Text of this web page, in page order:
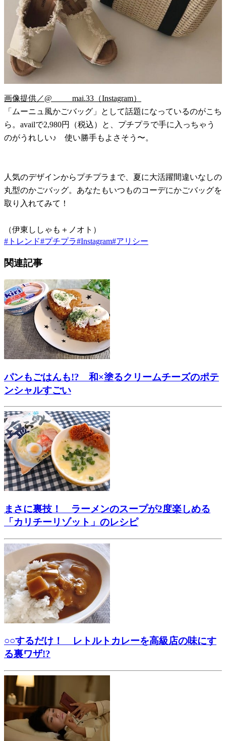
画像提供／@_____mai.33（Instagram）
「ムーニュ風かごバッグ」として話題になっているのがこち
ら。availで2,980円（税込）と、プチプラで手に入っちゃう
のがうれしい♪ 使い勝手もよさそう〜。
人気のデザインからプチプラまで、夏に大活躍間違いなしの
丸型のかごバッグ。あなたもいつものコーデにかごバッグを
取り入れてみて！
（伊東ししゃも＋ノオト）
# トレンド#プチプラ#Instagram#アリシー
関連記事
パンもごはんも!? 和×塗るクリームチーズのポテ
ンシャルすごい
まさに裏技！ ラーメンのスープが2度楽しめる
「カリチーリゾット」のレシピ
○○するだけ！ レトルトカレーを高級店の味にす
る裏ワザ!?